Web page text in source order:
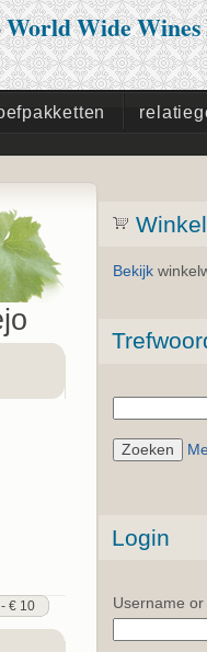
World Wide Wines
€ 10
Bekijk
Login
Username